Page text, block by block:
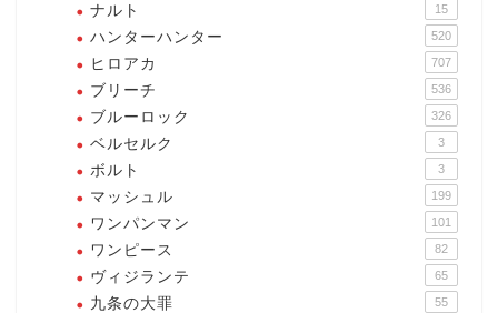
ナルト 15
ハンターハンター 520
ヒロアカ 707
ブリーチ 536
ブルーロック 326
ベルセルク 3
ボルト 3
マッシュル 199
ワンパンマン 101
ワンピース 82
ヴィジランテ 65
九条の大罪 55